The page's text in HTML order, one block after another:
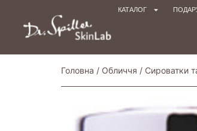
КАТАЛОГ
Головна / Обличчя / Сироватки